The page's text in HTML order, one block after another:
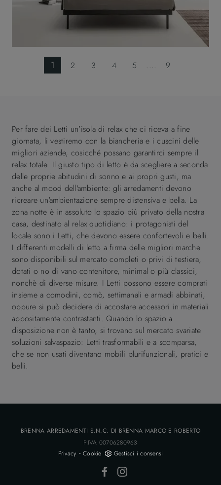
1 2 3 4 5 .... 9
Per fare dei Letti un’isola di relax che ci riceva a fine
giornata, li vestiremo con la biancheria e i cuscini delle
migliori aziende, cosicché possano garantirci sempre il
relax totale. Il giusto tipo di letto è da scegliere a seconda
delle proprie abitudini di sonno e ai propri gusti, ma
anche al mood dell'ambiente: gli arredamenti devono
ricreare un'ambientazione sempre distensiva e bella. La
zona notte è in assoluto lo spazio più privato della nostra
casa, destinato al relax quotidiano: i protagonisti del
locale sono i Letti, che devono essere confortevoli e belli.
I differenti modelli di letto a firma delle migliori marche
sono disponibili sul mercato completi o privi di testiera,
dotati o no di vano contenitore, minimal o più classici,
nonchè di diverse misure. I Letti possono essere comprati
insieme a comodini, comò, settimanali e armadi abbinati,
oppure si può decidere di accostare accessori in materiali
appositamente contrastanti. Quando lo spazio a
disposizione non è tanto, si trovano sul mercato svariate
soluzioni salvaspazio: Letti trasformabili e a scomparsa,
che se non usati diventano mobili plurifunzionali, pratici e
belli.
BRENNA ARREDAMENTI S.N.C. DI BRENNA MARCO E ROBERTO
P.IVA 00706280963
Privacy -Cookie Gestisci i consensi